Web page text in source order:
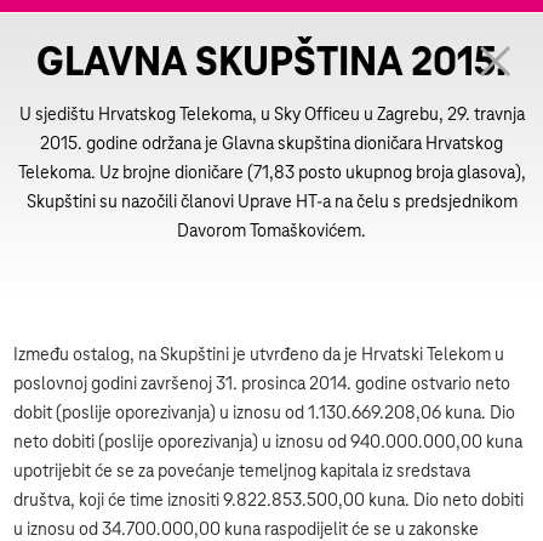
GLAVNA SKUPŠTINA 2015.
U sjedištu Hrvatskog Telekoma, u Sky Officeu u Zagrebu, 29. travnja
2015. godine održana je Glavna skupština dioničara Hrvatskog
Telekoma. Uz brojne dioničare (71,83 posto ukupnog broja glasova),
Skupštini su nazočili članovi Uprave HT-a na čelu s predsjednikom
Davorom Tomaškovićem.
Između ostalog, na Skupštini je utvrđeno da je Hrvatski Telekom u
poslovnoj godini završenoj 31. prosinca 2014. godine ostvario neto
dobit (poslije oporezivanja) u iznosu od 1.130.669.208,06 kuna. Dio
neto dobiti (poslije oporezivanja) u iznosu od 940.000.000,00 kuna
upotrijebit će se za povećanje temeljnog kapitala iz sredstava
društva, koji će time iznositi 9.822.853.500,00 kuna. Dio neto dobiti
u iznosu od 34.700.000,00 kuna raspodijelit će se u zakonske